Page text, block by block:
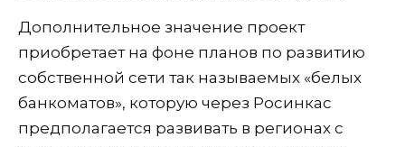
Дополнительное значение проект
приобретает на фоне планов по развитию
собственной сети так называемых «белых
банкоматов», которую через Росинкас
предполагается развивать в регионах с